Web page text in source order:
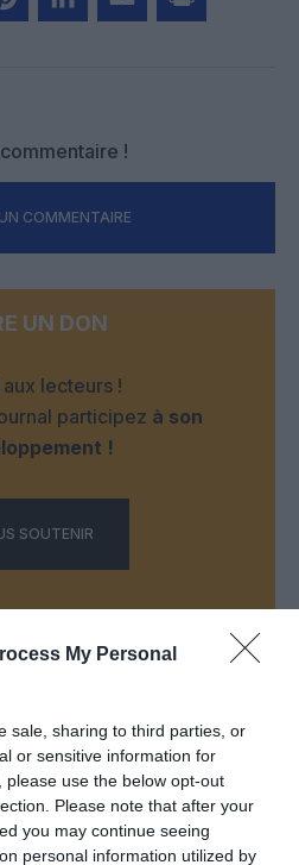
My Personal
sale, sharing to third parties, or
or sensitive information for
use the below opt-out
Please note that after your
you may continue seeing
personal information utilized by
!
COMMENTAIRE
UN DON
lecteurs !
participez à son
!
SOUTENIR
:
City : Air France ouvre un pont